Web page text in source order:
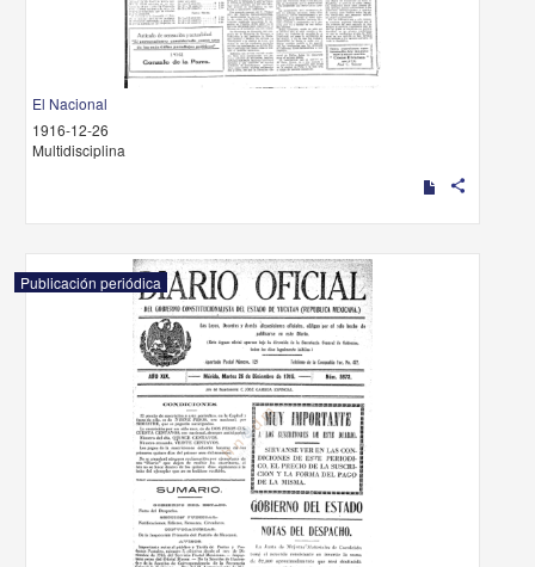
El Nacional
1916-12-26
Multidisciplina
share
Publicación periódica